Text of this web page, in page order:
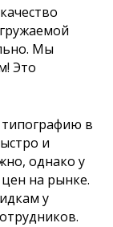
Мы
Это
в
и
однако у
на рынке.
у